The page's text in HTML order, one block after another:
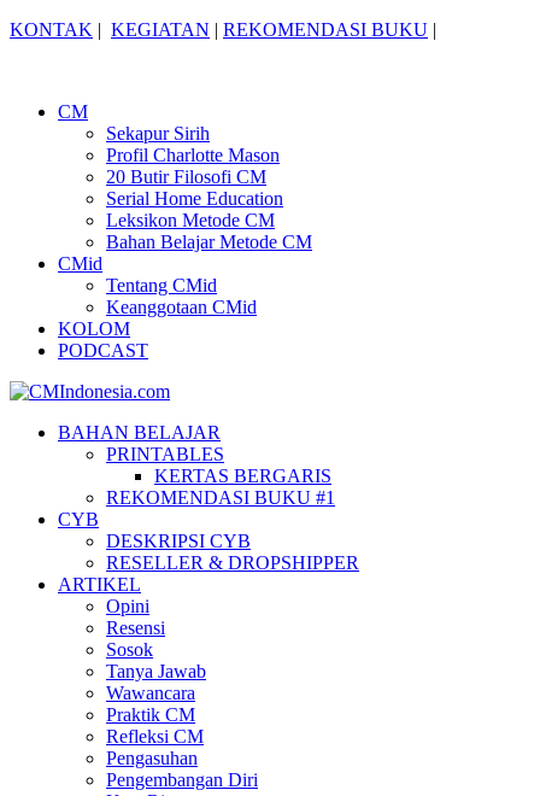
KONTAK | KEGIATAN | REKOMENDASI BUKU |
CM
Sekapur Sirih
Profil Charlotte Mason
20 Butir Filosofi CM
Serial Home Education
Leksikon Metode CM
Bahan Belajar Metode CM
CMid
Tentang CMid
Keanggotaan CMid
KOLOM
PODCAST
BAHAN BELAJAR
PRINTABLES
KERTAS BERGARIS
REKOMENDASI BUKU #1
CYB
DESKRIPSI CYB
RESELLER & DROPSHIPPER
ARTIKEL
Opini
Resensi
Sosok
Tanya Jawab
Wawancara
Praktik CM
Refleksi CM
Pengasuhan
Pengembangan Diri